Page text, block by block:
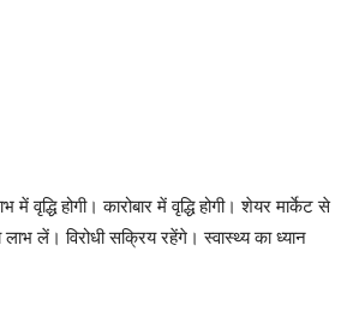
होगी। कारोबार में वृद्धि होगी। शेयर मार्केट से
लें। विरोधी सक्रिय रहेंगे। स्वास्थ्‍य का ध्यान